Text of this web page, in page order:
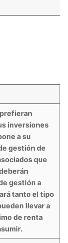
inversiones
a su
gestión de
que
gestión a
tanto el tipo
llevar a
de renta